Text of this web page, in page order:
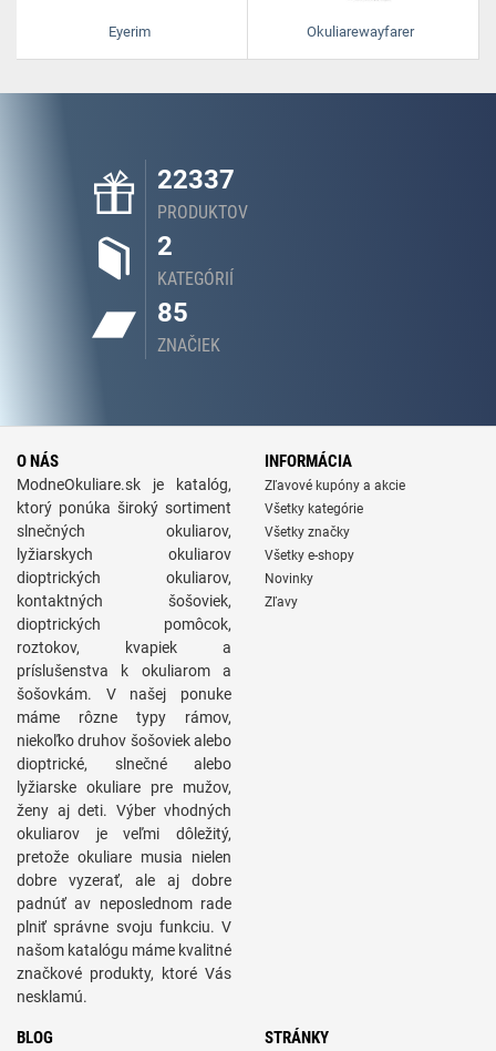
Eyerim Okuliarewayfarer
22337
PRODUKTOV
2
KATEGÓRIÍ
85
ZNAČIEK
O NÁS
ModneOkuliare.sk je katalóg,
ktorý ponúka široký sortiment
slnečných okuliarov,
lyžiarskych okuliarov
dioptrických okuliarov,
kontaktných šošoviek,
dioptrických pomôcok,
roztokov, kvapiek a
príslušenstva k okuliarom a
šošovkám. V našej ponuke
máme rôzne typy rámov,
niekoľko druhov šošoviek alebo
dioptrické, slnečné alebo
lyžiarske okuliare pre mužov,
ženy aj deti. Výber vhodných
okuliarov je veľmi dôležitý,
pretože okuliare musia nielen
dobre vyzerať, ale aj dobre
padnúť av neposlednom rade
plniť správne svoju funkciu. V
našom katalógu máme kvalitné
značkové produkty, ktoré Vás
nesklamú.
INFORMÁCIA
Zľavové kupóny a akcie
Všetky kategórie
Všetky značky
Všetky e-shopy
Novinky
Zľavy
BLOG STRÁNKY